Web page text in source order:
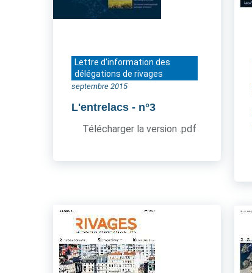
Lettre d'information des
délégations de rivages
septembre 2015
L'entrelacs - n°3
Télécharger la version .pdf